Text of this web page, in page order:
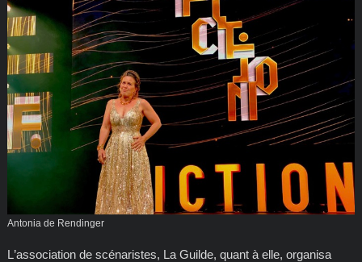
Antonia de Rendinger
L’association de scénaristes, La Guilde, quant à elle, organisa